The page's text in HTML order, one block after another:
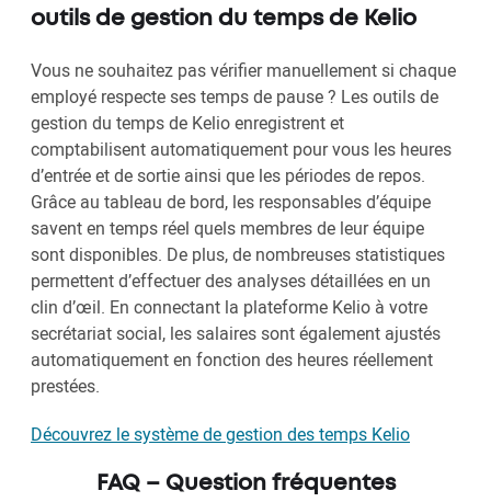
outils de gestion du temps de Kelio
Vous ne souhaitez pas vérifier manuellement si chaque
employé respecte ses temps de pause ? Les outils de
gestion du temps de Kelio enregistrent et
comptabilisent automatiquement pour vous les heures
d’entrée et de sortie ainsi que les périodes de repos.
Grâce au tableau de bord, les responsables d’équipe
savent en temps réel quels membres de leur équipe
sont disponibles. De plus, de nombreuses statistiques
permettent d’effectuer des analyses détaillées en un
clin d’œil. En connectant la plateforme Kelio à votre
secrétariat social, les salaires sont également ajustés
automatiquement en fonction des heures réellement
prestées.
Découvrez le système de gestion des temps Kelio
FAQ – Question fréquentes